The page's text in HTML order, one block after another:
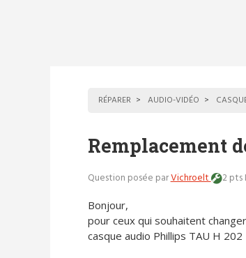
RÉPARER AUDIO-VIDÉO
Remplacement
Question posée parVichroelt 2 pts
Bonjour,
pour ceux qui souhaitent
casque audio Phillips TAU H 202